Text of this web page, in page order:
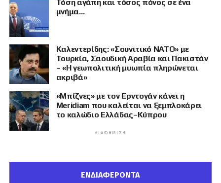
Τόση αγάπη και τόσος πόνος σε ένα
μνήμα…
Καλεντερίδης: «Σουνιτικό ΝΑΤΟ» με
Τουρκία, Σαουδική Αραβία και Πακιστάν
– «Η γεωπολιτική μυωπία πληρώνεται
ακριβά»
«Μπίζνες» με τον Ερντογάν κάνει η
Meridiam που καλείται να ξεμπλοκάρει
το καλώδιο Ελλάδας–Κύπρου
ΔΙΑΦΉΜΙΣΗ
ΕΝΔΙΑΦΕΡΟΝΤΑ